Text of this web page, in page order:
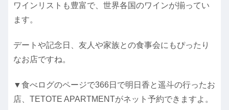
ワインリストも豊富で、世界各国のワインが揃ってい
ます。
デートや記念日、友人や家族との食事会にもぴったり
なお店ですね。
▼食べログのページで366日で明日香と遥斗の行ったお
店、TETOTE APARTMENTがネット予約できますよ。